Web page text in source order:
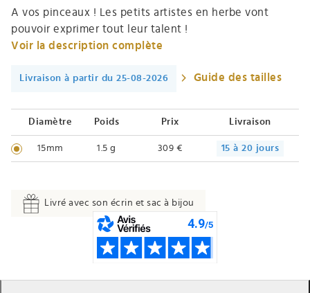
A vos pinceaux ! Les petits artistes en herbe vont
pouvoir exprimer tout leur talent !
Voir la description complète
Livraison à partir du 25-08-2026 Guide des tailles
Diamètre Poids Prix Livraison
15mm 1.5 g 309 € 15 à 20 jours
Livré avec son écrin et sac à bijou